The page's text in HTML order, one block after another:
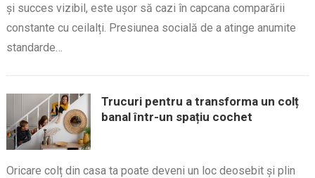
și succes vizibil, este ușor să cazi în capcana comparării
constante cu ceilalți. Presiunea socială de a atinge anumite
standarde…
Trucuri pentru a transforma un colț
banal într-un spațiu cochet
Oricare colț din casa ta poate deveni un loc deosebit și plin